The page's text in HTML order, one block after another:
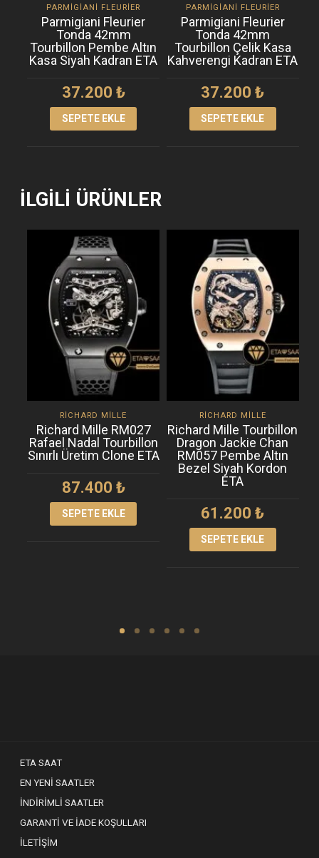
PARMIGIANI FLEURIER
Parmigiani Fleurier
Tonda 42mm
Tourbillon Pembe Altın
Kasa Siyah Kadran ETA
37.200 ₺
SEPETE EKLE
PARMIGIANI FLEURIER
Parmigiani Fleurier
Tonda 42mm
Tourbillon Çelik Kasa
Kahverengi Kadran ETA
37.200₺
SEPETE EKLE
İLGILI ÜRÜNLER
RICHARD MILLE
Richard Mille RM027
Rafael Nadal Tourbillon
Sınırlı Üretim Clone ETA
87.400 ₺
SEPETE EKLE
RICHARD MILLE
Richard Mille Tourbillon
Dragon Jackie Chan
RM057 Pembe Altın
Bezel Siyah Kordon
ETA
61.200₺
SEPETE EKLE
ETA SAAT
EN YENI SAATLER
İNDIRIMLI SAATLER
GARANTI VE İADE KOŞULLARI
İLETIŞIM